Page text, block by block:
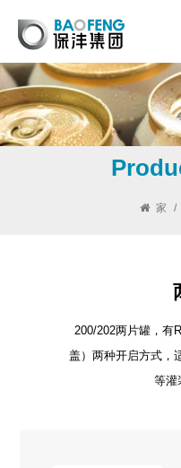
家 /
200/202两片罐，有
盖）两种开启方式，
等灌